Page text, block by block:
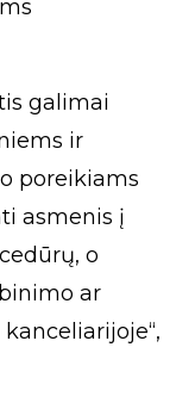
galimai
ir
poreikiams
asmenis į
o
ar